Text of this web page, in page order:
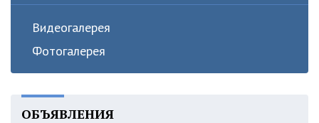
Видеогалерея
Фотогалерея
ОБЪЯВЛЕНИЯ